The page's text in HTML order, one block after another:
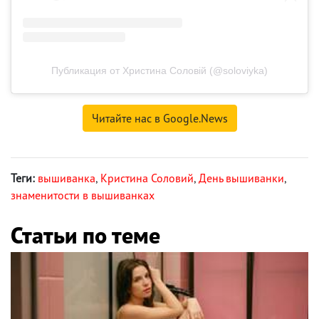
Публикация от Христина Соловій (@soloviyka)
Читайте нас в Google.News
Теги: вышиванка, Кристина Соловий, День вышиванки,
знаменитости в вышиванках
Статьи по теме